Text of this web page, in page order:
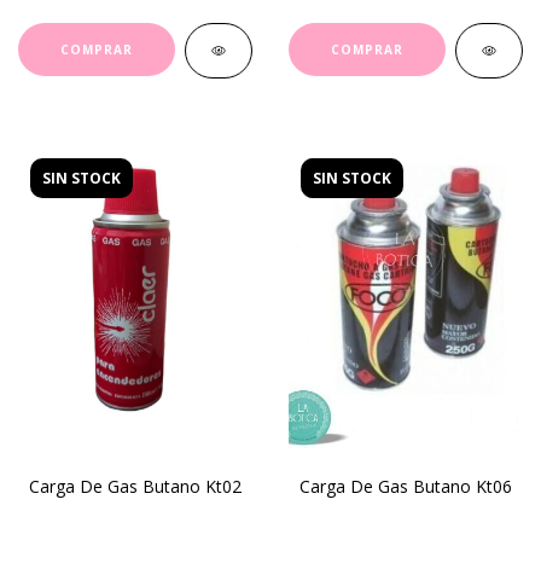
SIN STOCK
Carga De Gas Butano Kt02
SIN STOCK
Carga De Gas Butano Kt06